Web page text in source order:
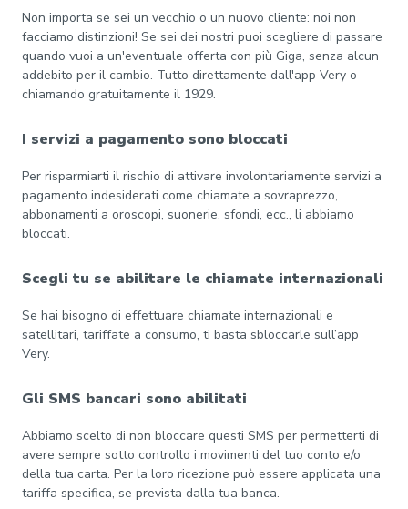
Non importa se sei un vecchio o un nuovo cliente: noi non
facciamo distinzioni! Se sei dei nostri puoi scegliere di passare
quando vuoi a un'eventuale offerta con più Giga, senza alcun
addebito per il cambio. Tutto direttamente dall'app Very o
chiamando gratuitamente il 1929.
I servizi a pagamento sono bloccati
Per risparmiarti il rischio di attivare involontariamente servizi a
pagamento indesiderati come chiamate a sovraprezzo,
abbonamenti a oroscopi, suonerie, sfondi, ecc., li abbiamo
bloccati.
Scegli tu se abilitare le chiamate internazionali
Se hai bisogno di effettuare chiamate internazionali e
satellitari, tariffate a consumo, ti basta sbloccarle sull’app
Very.
Gli SMS bancari sono abilitati
Abbiamo scelto di non bloccare questi SMS per permetterti di
avere sempre sotto controllo i movimenti del tuo conto e/o
della tua carta. Per la loro ricezione può essere applicata una
tariffa specifica, se prevista dalla tua banca.